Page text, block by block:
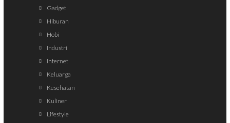
Gadget
Hiburan
Hobi
Industri
Internet
Keluarga
Kesehatan
Kuliner
Lifestyle